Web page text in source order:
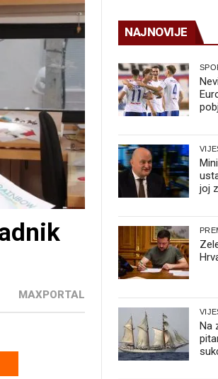
MAXPORTAL
NAJNOVIJE
joj
Na